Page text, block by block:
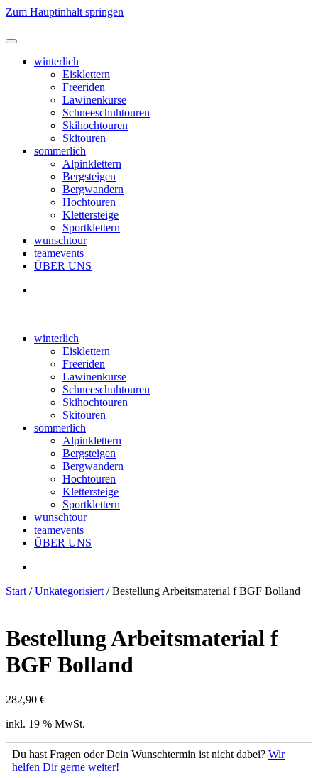
Zum Hauptinhalt springen
winterlich
Eisklettern
Freeriden
Lawinenkurse
Schneeschuhtouren
Skihochtouren
Skitouren
sommerlich
Alpinklettern
Bergsteigen
Bergwandern
Hochtouren
Klettersteige
Sportklettern
wunschtour
teamevents
ÜBER UNS
winterlich
Eisklettern
Freeriden
Lawinenkurse
Schneeschuhtouren
Skihochtouren
Skitouren
sommerlich
Alpinklettern
Bergsteigen
Bergwandern
Hochtouren
Klettersteige
Sportklettern
wunschtour
teamevents
ÜBER UNS
Start /Unkategorisiert / Bestellung Arbeitsmaterial f BGF Bolland
Bestellung Arbeitsmaterial f
BGF Bolland
282,90 €
inkl. 19 % MwSt.
Du hast Fragen oder Dein Wunschtermin ist nicht dabei? Wir
helfen Dir gerne weiter!